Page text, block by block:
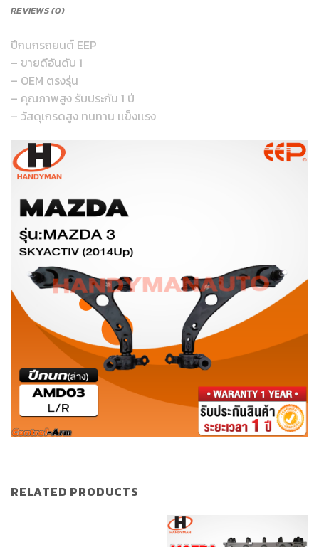
REVIEWS (0)
ปีกนกรถยนต์ EEP
– ขายดีอันดับ 1
– OEM ตรงรุ่น
– คุณภาพสูง รับประกัน 1 ปี
– วัสดุเกรดสูง ทนทาน เเข็งเเรง
RELATED PRODUCTS